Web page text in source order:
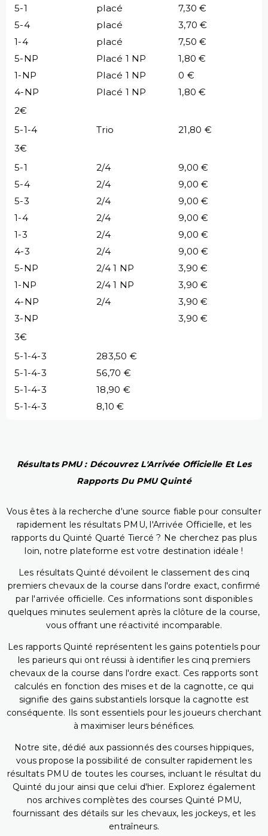
5-1 placé
7,30 €
5-4
placé
3,70 €
1-4
placé
7,50 €
5-NP
Placé 1 NP
1,80 €
1-NP
Placé 1 NP
0 €
4-NP
Placé 1 NP
1,80 €
2€
5-1-4
Trio
21,80 €
3€
5-1
2/4
9,00 €
5-4
2/4
9,00 €
5-3
2/4
9,00 €
1-4
2/4
9,00 €
1-3
2/4
9,00 €
4-3
2/4
9,00 €
5-NP
2/4 1 NP
3,90 €
1-NP
2/4 1 NP
3,90 €
4-NP
2/4
3,90 €
3-NP
3,90 €
3€
5-1-4-3
283,50 €
5-1-4-3
56,70 €
5-1-4-3
18,90 €
5-1-4-3
8,10 €
Résultats PMU : Découvrez L'Arrivée Officielle Et Les
Rapports Du PMU Quinté
Vous êtes à la recherche d'une source fiable pour consulter
rapidement les résultats PMU, l'Arrivée Officielle, et les
rapports du Quinté Quarté Tiercé ? Ne cherchez pas plus
loin, notre plateforme est votre destination idéale !
Les résultats Quinté dévoilent le classement des cinq
premiers chevaux de la course dans l'ordre exact, confirmé
par l'arrivée officielle. Ces informations sont disponibles
quelques minutes seulement après la clôture de la course,
vous offrant une réactivité incomparable.
Les rapports Quinté représentent les gains potentiels pour
les parieurs qui ont réussi à identifier les cinq premiers
chevaux de la course dans l'ordre exact. Ces rapports sont
calculés en fonction des mises et de la cagnotte, ce qui
signifie des gains substantiels lorsque la cagnotte est
conséquente. Ils sont essentiels pour les joueurs cherchant
à maximiser leurs bénéfices.
Notre site, dédié aux passionnés des courses hippiques,
vous propose la possibilité de consulter rapidement les
résultats PMU de toutes les courses, incluant le résultat du
Quinté du jour ainsi que celui d'hier. Explorez également
nos archives complètes des courses Quinté PMU,
fournissant des détails sur les chevaux, les jockeys, et les
entraîneurs.